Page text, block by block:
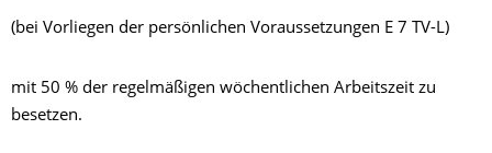
(bei Vorliegen der persönlichen Voraussetzungen E 7 TV-L)
mit 50 % der regelmäßigen wöchentlichen Arbeitszeit zu
besetzen.